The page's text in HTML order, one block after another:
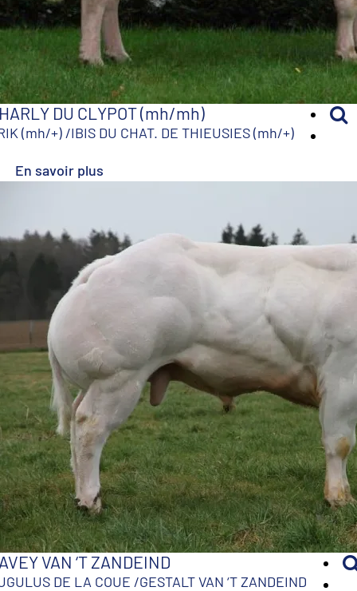
DU CLYPOT (mh/mh)
(mh/+) /IBIS DU CHAT. DE THIEUSIES (mh/+)
En savoir plus
VAN ‘T ZANDEIND
DE LA COUE /GESTALT VAN ‘T ZANDEIND